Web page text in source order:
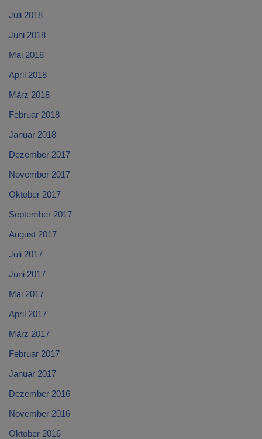
Juli 2018
Juni 2018
Mai 2018
April 2018
März 2018
Februar 2018
Januar 2018
Dezember 2017
November 2017
Oktober 2017
September 2017
August 2017
Juli 2017
Juni 2017
Mai 2017
April 2017
März 2017
Februar 2017
Januar 2017
Dezember 2016
November 2016
Oktober 2016